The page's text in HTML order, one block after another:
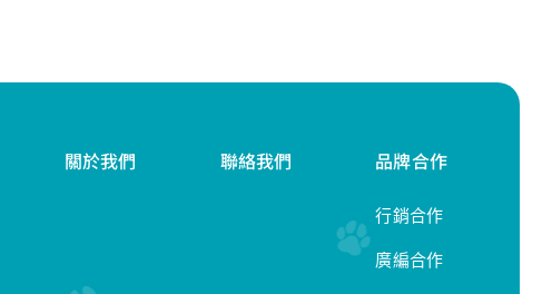
關於我們 聯絡我們 品牌合作
行銷合作
廣編合作